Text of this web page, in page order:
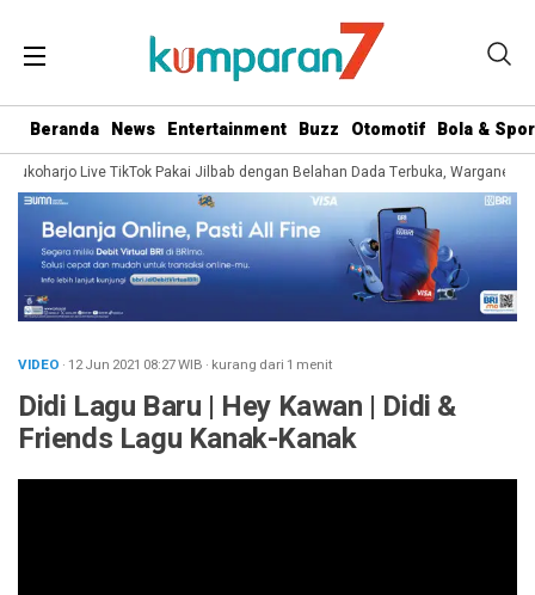
Beranda News Entertainment Buzz Otomotif Bola &
Live TikTok Pakai Jilbab dengan Belahan Dada Terbuka, Warganet
VIDEO · 12 Jun 2021 08:27WIB · kurang dari 1 menit
Didi Lagu Baru | Hey Kawan | Didi &
Friends Lagu Kanak-Kanak